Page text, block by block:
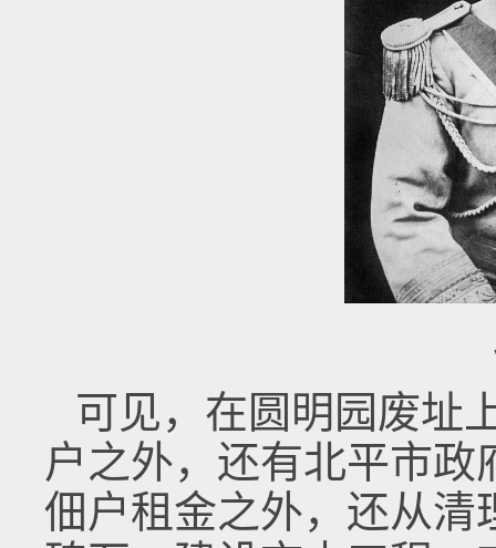
可见，在圆明园废址
户之外，还有北平市
佃户租金之外，还从清